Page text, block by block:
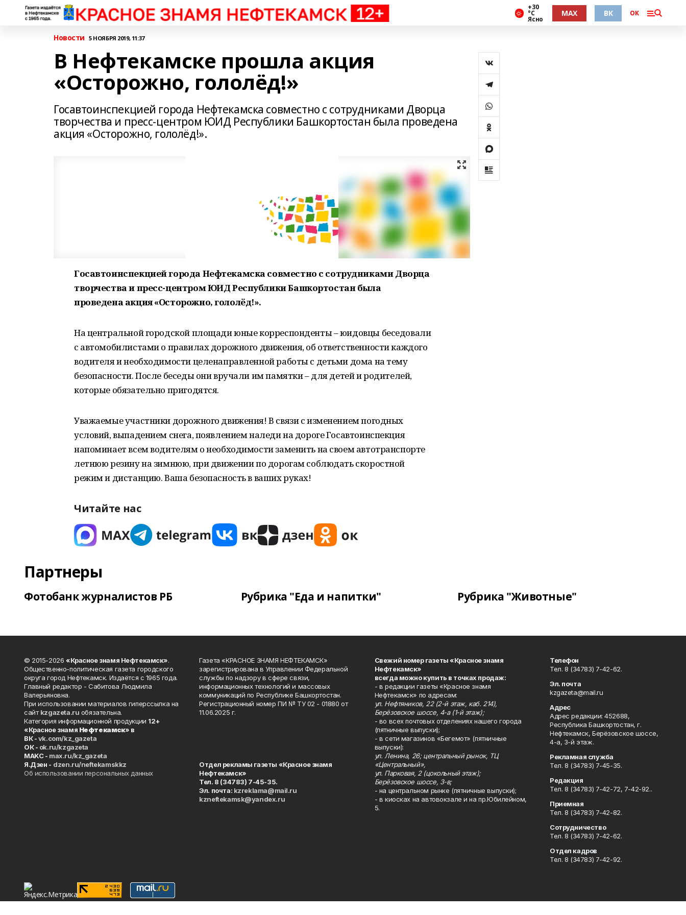
+30
°С
Ясно
MAX ВК ОК
Новости 5 НОЯБРЯ 2019, 11:37
В Нефтекамске прошла акция
«Осторожно, гололёд!»
Госавтоинспекцией города Нефтекамска совместно с сотрудниками Дворца
творчества и пресс-центром ЮИД Республики Башкортостан была проведена
акция «Осторожно, гололёд!».
Госавтоинспекцией города Нефтекамска совместно с сотрудниками Дворца
творчества и пресс-центром ЮИД Республики Башкортостан была
проведена акция «Осторожно, гололёд!».
На центральной городской площади юные корреспонденты – юидовцы беседовали
с автомобилистами о правилах дорожного движения, об ответственности каждого
водителя и необходимости целенаправленной работы с детьми дома на тему
безопасности. После беседы они вручали им памятки – для детей и родителей,
которые обязательно пригодятся.
Уважаемые участники дорожного движения! В связи с изменением погодных
условий, выпадением снега, появлением наледи на дороге Госавтоинспекция
напоминает всем водителям о необходимости заменить на своем автотранспорте
летнюю резину на зимнюю, при движении по дорогам соблюдать скоростной
режим и дистанцию. Ваша безопасность в ваших руках!
Читайте нас
Партнеры
Фотобанк журналистов РБ Рубрика "Еда и напитки" Рубрика "Животные"
© 2015-2026 «Красное знамя Нефтекамск».
Общественно-политическая газета городского
округа город Нефтекамск. Издаётся с 1965 года.
Главный редактор - Сабитова Людмила
Валерьяновна.
При использовании материалов гиперссылка на
сайтkzgazeta.ru обязательна.
Категория информационной продукции 12+
«Красное знамя Нефтекамск» в
ВК -vk.com/kz_gazeta
ОК - ok.ru/kzgazeta
MAKC - max.ru/kz_gazeta
Я.Дзен - dzen.ru/neftekamskkz
Об использовании персональных данных
Газета «КРАСНОЕ ЗНАМЯ НЕФТЕКАМСК»
зарегистрирована в Управлении Федеральной
службы по надзору в сфере связи,
информационных технологий и массовых
коммуникаций по Республике Башкортостан.
Регистрационный номер ПИ № ТУ 02 - 01880 от
11.06.2025 г.
Отдел рекламы газеты «Красное знамя
Нефтекамск»
Тел. 8 (34783) 7-45-35.
Эл. почта: kzreklama@mail.ru
kzneftekamsk@yandex.ru
Свежий номер газеты «Красное знамя
Нефтекамск»
всегда можно купить в точках продаж:
- в редакции газеты «Красное знамя
Нефтекамск» по адресам:
ул. Нефтяников, 22 (2-й этаж, каб. 214),
Берёзовское шоссе, 4-а (1-й этаж);
- во всех почтовых отделениях нашего города
(пятничные выпуски);
- в сети магазинов «Бегемот» (пятничные
выпуски):
ул. Ленина, 26; центральный рынок, ТЦ
«Центральный»,
ул. Парковая, 2 (цокольный этаж);
Берёзовское шоссе, 3-в;
- на центральном рынке (пятничные выпуски);
- в киосках на автовокзале и на пр.Юбилейном,
5.
Телефон
Тел. 8 (34783) 7-42-62.
Эл. почта
kzgazeta@mail.ru
Адрес
Адрес редакции: 452688,
Республика Башкортостан, г.
Нефтекамск, Берёзовское шоссе,
4-а, 3-й этаж.
Рекламная служба
Тел. 8 (34783) 7-45-35.
Редакция
Тел. 8 (34783) 7-42-72, 7-42-92..
Приемная
Тел. 8 (34783) 7-42-82.
Сотрудничество
Тел. 8 (34783) 7-42-62.
Отдел кадров
Тел. 8 (34783) 7-42-92.